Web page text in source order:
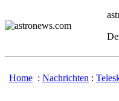
Home : Nachrichten :